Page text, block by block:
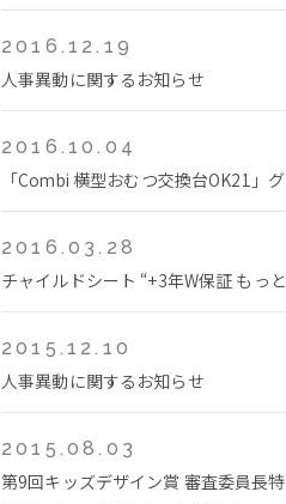
2016.12.19
人事異動に関するお知らせ
2016.10.04
「Combi 横型おむつ交換台OK21」
2016.03.28
チャイルドシート “+3年W保証 もっ
2015.12.10
人事異動に関するお知らせ
2015.08.03
第9回キッズデザイン賞 審査委員長